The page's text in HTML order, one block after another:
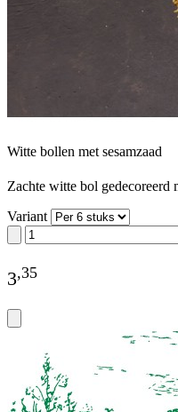
Witte bollen met sesamzaad
Zachte witte bol gedecoreerd
Variant
3,35